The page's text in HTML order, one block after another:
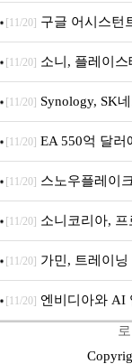
[11/20] 구글 어시스턴
차 서비스 종료
[11/20] 소니, 플레이
[11/20] Synology, SK
판매 파트너십 체결
[11/20] EA 550억 달러
전망
[11/20] 스노우플레이
서울’ 개최
[11/20] 소니코리아, 프
[11/20] 가민, 트레이닝
수로 선수와 코치에
[11/20] 엔비디아와 AI
SAFE 가이드라인 제